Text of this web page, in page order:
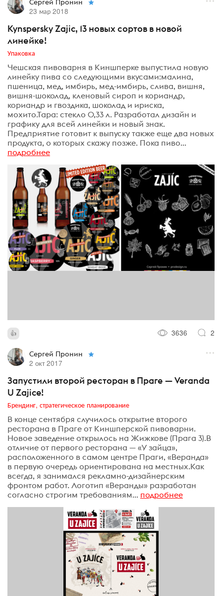
Сергей Пронин
23 мар 2018
Kynspersky Zajic, 13 новых сортов в новой
линейке!
Упаковка
Чешская пивоварня в Киншперке выпустила новую
линейку пива со следующими вкусами:малина,
пшеница, мед, имбирь, мед-имбирь, слива, вишня,
вишня-шоколад, кленовый сироп и кориандр,
кориандр и гвоздика, шоколад и ириска,
мохито.Тара: стекло 0,33 л. Разработал дизайн и
графику для всей линейки и новый знак.
Предприятие готовит к выпуску также еще два новых
продукта, о которых скажу позже. Пока пиво...
подробнее
3636 2
Сергей Пронин
2 окт 2017
Запустили второй ресторан в Праге — Veranda
U Zajice!
Брендинг, стратегическое планирование
В конце сентября случилось открытие второго
ресторана в Праге от Киншперской пивоварни.
Новое заведение открылось на Жижкове (Прага 3).В
отличие от первого ресторана — «У зайца»,
расположенного в самом центре Праги, «Веранда»
в первую очередь ориентирована на местных.Как
всегда, я занимался рекламно-дизайнерским
фронтом работ. Логотип «Веранды» разработан
согласно строгим требованиям... подробнее